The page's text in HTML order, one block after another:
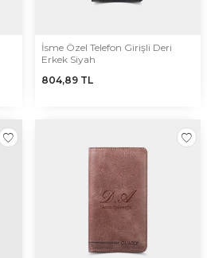
İsme Özel Telefon Girişli Deri
Erkek Siyah
804,89 TL